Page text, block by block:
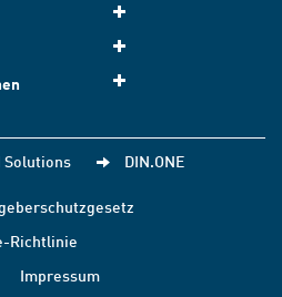
Solutions DIN.ONE
Richtlinie
Impressum